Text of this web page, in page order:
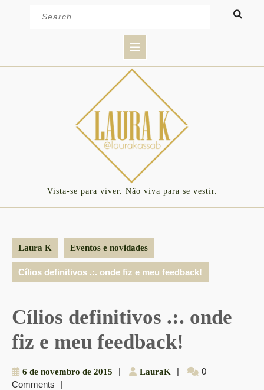
Button
Vista-se para viver. Não viva para se vestir.
Laura K Eventos e novidades
Cílios definitivos .:. onde fiz e meu feedback!
Cílios definitivos .:. onde
fiz e meu feedback!
6 de novembro de 2015 | LauraK LauraK
|
0
Comments
|